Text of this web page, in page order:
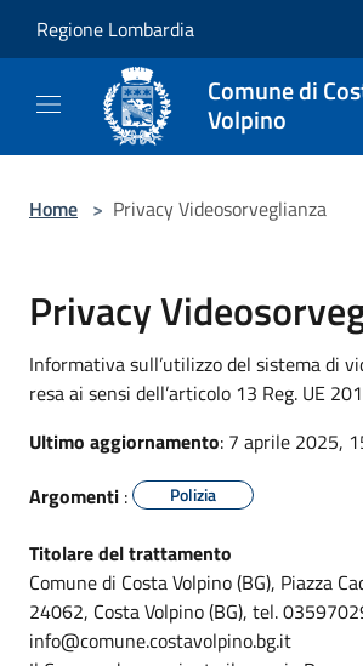
Regione Lombardia
Comune di
Volpino
Home > Privacy Videosorveglianza
Privacy
Informativa sull’utilizzo del sistema di
resa ai sensi dell’articolo 13 Reg. UE
Ultimo aggiornamento: 7 aprile 2025,
Argomenti : Polizia
Titolare del trattamento
Comune di Costa Volpino (BG), Piazza
24062, Costa Volpino (BG), tel.
info@comune.costavolpino.bg.it